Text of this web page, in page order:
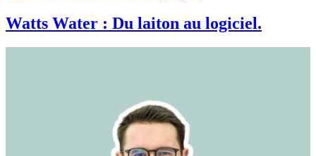
Watts Water : Du laiton au logiciel.